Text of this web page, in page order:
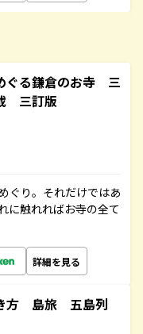
ぐる鎌倉のお寺 三
三訂版
ぐり。それだけではあ
に触れればお寺の全て
詳細を見る
方 島旅 五島列